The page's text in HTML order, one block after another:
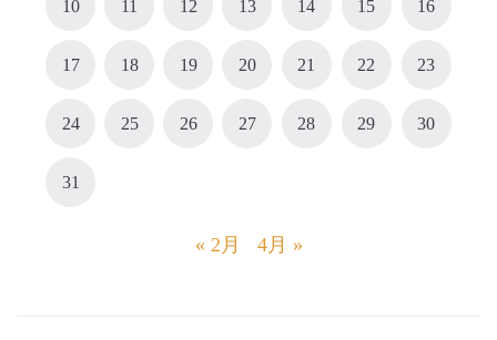
10 11 12 13 14 15 16
17 18 19 20 21 22 23
24 25 26 27 28 29 30
31
« 2月 4月 »